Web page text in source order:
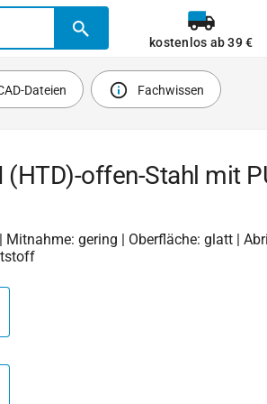
kostenlos ab 39 €
Dateien Fachwissen
offen-Stahl mit
gering | Oberfläche: glatt |